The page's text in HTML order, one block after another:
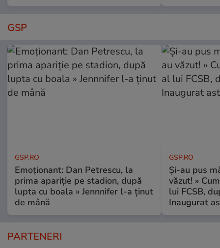
GSP
GSP.RO
Emoționant: Dan Petrescu, la
prima apariție pe stadion, după
lupta cu boala » Jennnifer l-a ținut
de mână
GSP.RO
Și-au pus
văzut! »
lui FCSB,
Inaugurat
PARTENERI